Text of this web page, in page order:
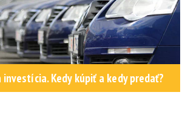
Kedy kúpiť a kedy predať?